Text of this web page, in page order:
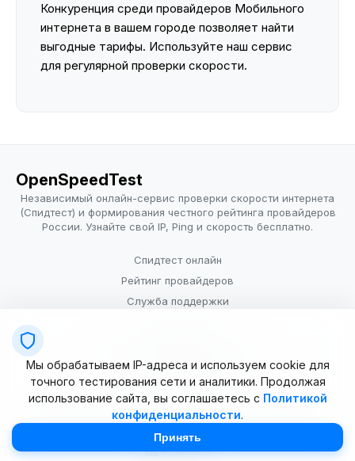
Конкуренция среди провайдеров Мобильного
интернета в вашем городе позволяет найти
выгодные тарифы. Используйте наш сервис
для регулярной проверки скорости.
OpenSpeedTest
Независимый онлайн-сервис проверки скорости интернета
(Спидтест) и формирования честного рейтинга провайдеров
России. Узнайте свой IP, Ping и скорость бесплатно.
Спидтест онлайн
Рейтинг провайдеров
Служба поддержки
Условия использования
© 2025–2026 OpenSpeedTest (ИП Долматова В.В.). Все права
Мы обрабатываем IP-адреса и используем cookie для
точного тестирования сети и аналитики. Продолжая
использование сайта, вы соглашаетесь с Политикой
конфиденциальности.
Принять